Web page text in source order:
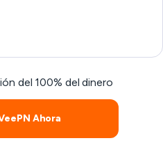
del 100% del dinero
Ahora